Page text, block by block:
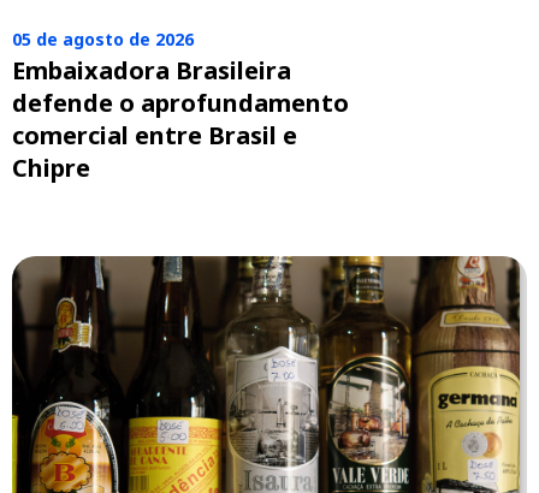
05 de agosto de 2026
Embaixadora Brasileira
defende o aprofundamento
comercial entre Brasil e
Chipre